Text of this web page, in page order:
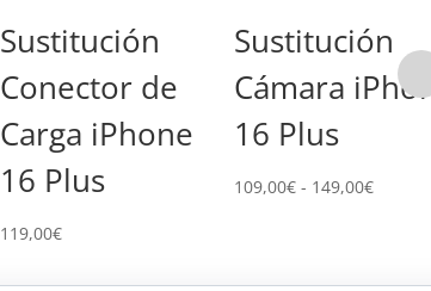
Sustitución
Conector de
Carga iPhone
16 Plus
119,00€
Sustitución
Cámara
16 Plus
109,00€ - 149,00€Rango